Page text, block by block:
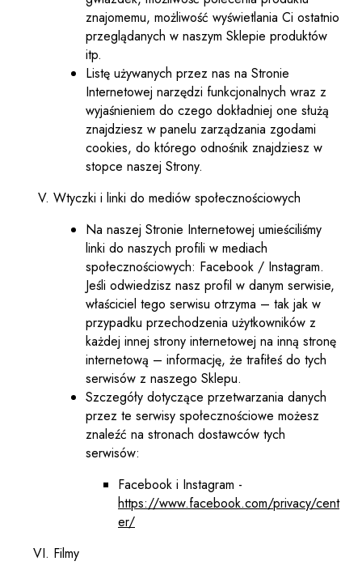
znajomemu, możliwość wyświetlania Ci ostatnio
przeglądanych w naszym Sklepie produktów
itp.
Listę używanych przez nas na Stronie
Internetowej narzędzi funkcjonalnych wraz z
wyjaśnieniem do czego dokładniej one służą
znajdziesz w panelu zarządzania zgodami
cookies, do którego odnośnik znajdziesz w
stopce naszej Strony.
Wtyczki i linki do mediów społecznościowych
Na naszej Stronie Internetowej umieściliśmy
linki do naszych profili w mediach
społecznościowych: Facebook / Instagram.
Jeśli odwiedzisz nasz profil w danym serwisie,
właściciel tego serwisu otrzyma – tak jak w
przypadku przechodzenia użytkowników z
każdej innej strony internetowej na inną stronę
internetową – informację, że trafiłeś do tych
serwisów z naszego Sklepu.
Szczegóły dotyczące przetwarzania danych
przez te serwisy społecznościowe możesz
znaleźć na stronach dostawców tych
serwisów:
Facebook i Instagram -
https://www.facebook.com/privacy/cent
er/
Filmy